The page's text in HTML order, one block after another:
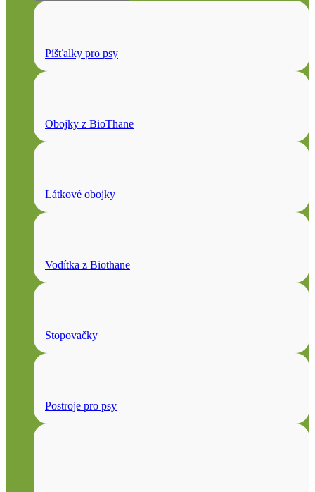
Píšťalky pro psy
Obojky z BioThane
Látkové obojky
Vodítka z Biothane
Stopovačky
Postroje pro psy